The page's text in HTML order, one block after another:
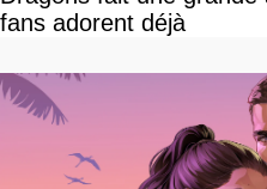
fans adorent déjà